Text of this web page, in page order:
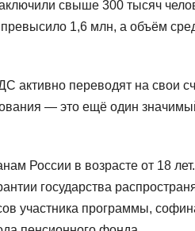
свыше 300 тысяч
1,6 млн, а объём
активно переводят на свои
— это ещё один
России в возрасте от 18
государства
участника программы,